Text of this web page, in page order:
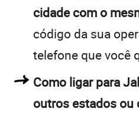
cidade com o
código da sua
telefone que você
Como ligar para
outros estados ou